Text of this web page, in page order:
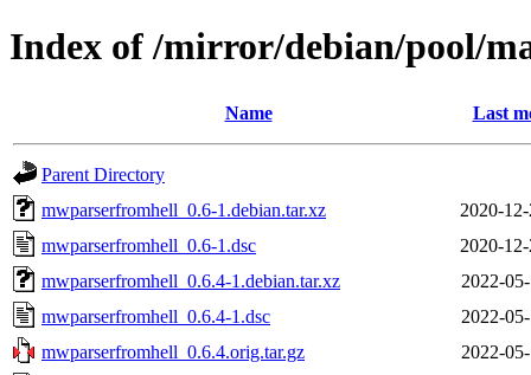
Index of /mirror/debian/pool/
Name Last
Parent Directory
mwparserfromhell_0.6-1.debian.tar.xz
2020-
mwparserfromhell_0.6-1.dsc
2020-
mwparserfromhell_0.6.4-1.debian.tar.xz
2022-
mwparserfromhell_0.6.4-1.dsc
2022-
mwparserfromhell_0.6.4.orig.tar.gz
2022-